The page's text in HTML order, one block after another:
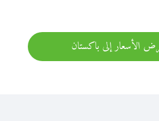
الأسعار إلى باكستان